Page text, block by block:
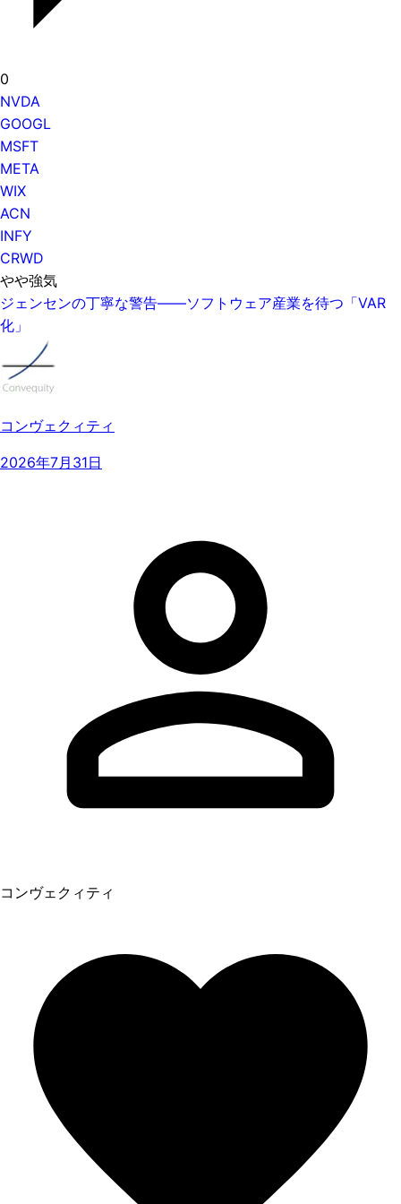
0
NVDA
GOOGL
MSFT
META
WIX
ACN
INFY
CRWD
やや強気
ジェンセンの丁寧な警告——ソフトウェア産業を待つ「VAR
化」
コンヴェクィティ
2026年7月31日
コンヴェクィティ